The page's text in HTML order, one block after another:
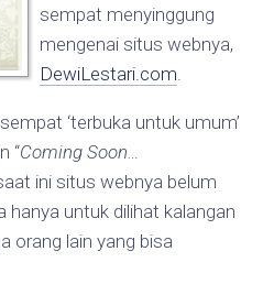
sempat menyinggung
mengenai situs webnya,
DewiLestari.com.
‘terbuka untuk umum’
“Coming Soon…
ini situs webnya belum
hanya untuk dilihat kalangan
orang lain yang bisa